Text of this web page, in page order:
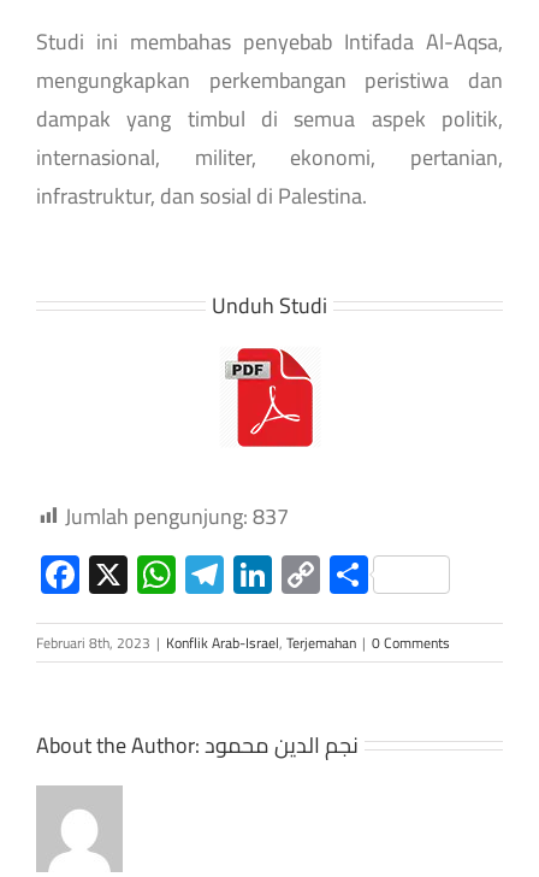
Studi ini membahas penyebab Intifada Al-Aqsa,
mengungkapkan perkembangan peristiwa dan
dampak yang timbul di semua aspek politik,
internasional, militer, ekonomi, pertanian,
infrastruktur, dan sosial di Palestina.
Unduh Studi
Jumlah pengunjung:837
Facebook
X WhatsApp
Telegram
LinkedIn
Copy
Link
Share
Februari 8th, 2023 | Konflik Arab-Israel,Terjemahan | 0 Comments
About the Author:نجم الدين محمود